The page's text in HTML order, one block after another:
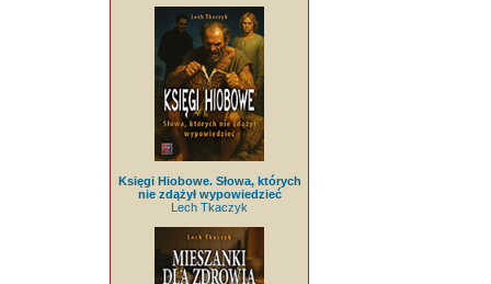
Księgi Hiobowe. Słowa, których
nie zdążył wypowiedzieć
Lech Tkaczyk